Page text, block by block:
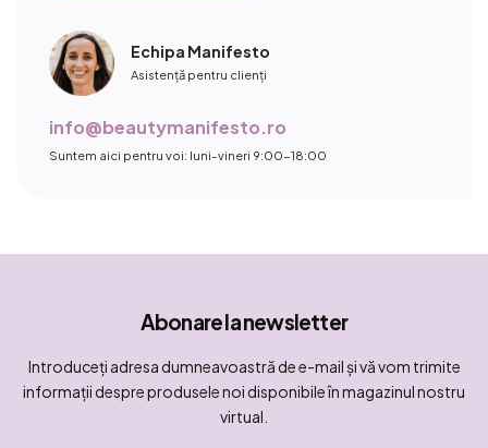
Echipa Manifesto
Asistență pentru clienți
info@beautymanifesto.ro
Suntem aici pentru voi: luni-vineri 9:00-18:00
Abonare la newsletter
Introduceţi adresa dumneavoastră de e-mail şi vă vom trimite
informaţii despre produsele noi disponibile în magazinul nostru
virtual.